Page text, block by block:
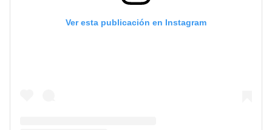
Ver esta publicación en Instagram